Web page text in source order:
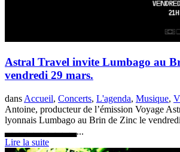
Astral Travel invite Lumbago au
vendredi 29 mars.
dans Accueil, Concerts, L'agenda, Musique,
Antoine, producteur de l’émission Voyage
lyonnais Lumbago au Brin de Zinc le
▃▃▃▃▃▃▃▃▃▃...
Lire la suite